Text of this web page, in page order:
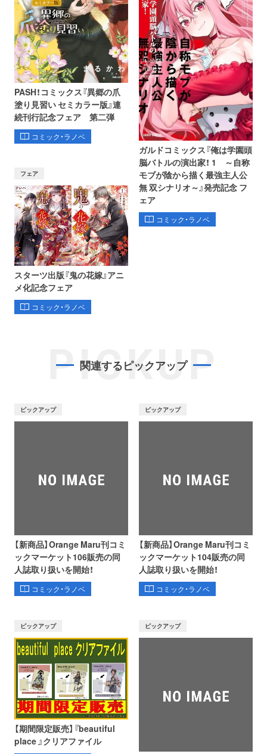
PASH！コミックス『異郷の爪
塗り見習い セミカラー版』連
続刊行記念フェア 第二弾
コミック・ラノベ
フェア
スターツ出版『鬼の花嫁』アニ
メ化記念フェア
コミック・ラノベ
ガルドコミックス『俺は学園頭
脳バトルの演出家！ 1 ～自称
モブが陰から描く最強主人公
無 双シナリオ～』発売記念 フ
ェア
コミック・ラノベ
PICKUP
関連するピックアップ
ピックアップ
【新商品】Orange Maru刊コミ
ックマーケット106販売の同
人誌取り扱いを開始！
コミック・ラノベ
ピックアップ
【新商品】Orange Maru刊コミ
ックマーケット104販売の同
人誌取り扱いを開始！
コミック・ラノベ
ピックアップ
【期間限定販売】『beautiful
place 』クリアファイル
ピックアップ